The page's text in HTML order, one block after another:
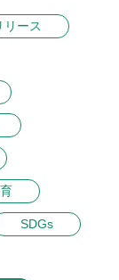
リース
SDGs